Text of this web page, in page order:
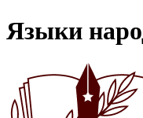
Языки